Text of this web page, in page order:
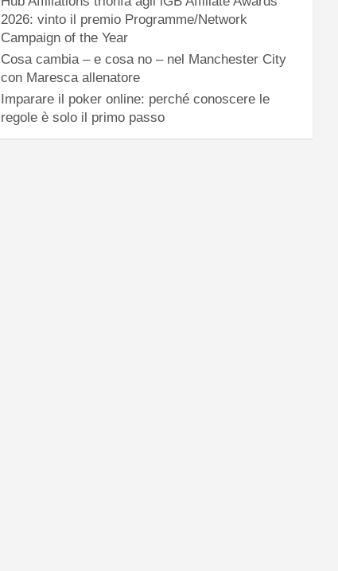
2026: vinto il premio Programme/Network
Campaign of the Year
Cosa cambia – e cosa no – nel Manchester City
con Maresca allenatore
Imparare il poker online: perché conoscere le
regole è solo il primo passo